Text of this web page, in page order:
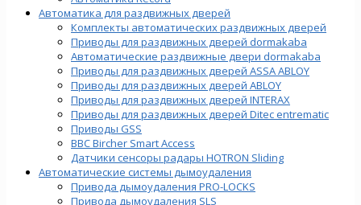
Автоматика для раздвижных дверей
Комплекты автоматических раздвижных дверей
Приводы для раздвижных дверей dormakaba
Автоматические раздвижные двери dormakaba
Приводы для раздвижных дверей ASSA ABLOY
Приводы для раздвижных дверей ABLOY
Приводы для раздвижных дверей INTERAX
Приводы для раздвижных дверей Ditec entrematic
Приводы GSS
BBC Bircher Smart Access
Датчики сенсоры радары HOTRON Sliding
Автоматические системы дымоудаления
Привода дымоудаления PRO-LOCKS
Привода дымоудаления SLS